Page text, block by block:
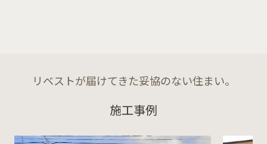
リベストが届けてきた妥協のない住まい。
施工事例